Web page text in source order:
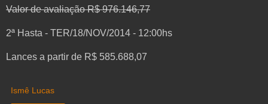
Valor de avaliação R$ 976.146,77
2ª Hasta - TER/18/NOV/2014 - 12:00hs
Lances a partir de R$ 585.688,07
Ismê Lucas